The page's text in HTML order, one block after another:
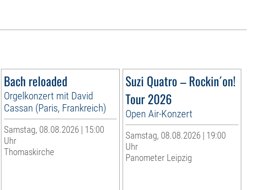
Bach reloaded
Orgelkonzert mit David
Cassan (Paris, Frankreich)
Samstag, 08.08.2026 | 15:00
Uhr
Thomaskirche
Suzi Quatro – Rockin´on!
Tour 2026
Open Air-Konzert
Samstag, 08.08.2026 | 19:00
Uhr
Panometer Leipzig